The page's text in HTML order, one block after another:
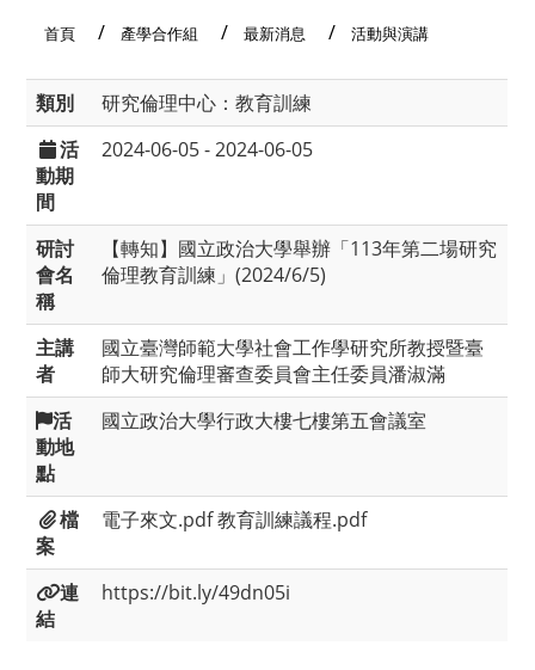
首頁 產學合作組 最新消息 活動與演講
類別
研究倫理中心：教育訓練
活
動期
間
2024-06-05 - 2024-06-05
研討
會名
稱
【轉知】國立政治大學舉辦「113年第二場研究
倫理教育訓練」(2024/6/5)
主講
者
國立臺灣師範大學社會工作學研究所教授暨臺
師大研究倫理審查委員會主任委員潘淑滿
活
動地
點
國立政治大學行政大樓七樓第五會議室
檔
案
電子來文.pdf教育訓練議程.pdf
連
結
https://bit.ly/49dn05i